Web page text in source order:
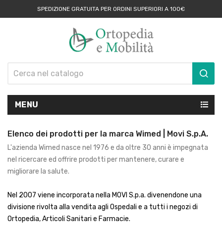
SPEDIZIONE GRATUITA PER ORDINI SUPERIORI A 100€
MENU
Elenco dei prodotti per la marca Wimed | Movi S.p.A.
L'azienda Wimed nasce nel 1976 e da oltre 30 anni è impegnata
nel ricercare ed offrire prodotti per mantenere, curare e
migliorare la salute.
Nel 2007 viene incorporata nella MOVI S.p.a. divenendone una
divisione rivolta alla vendita agli Ospedali e a tutti i negozi di
Ortopedia, Articoli Sanitari e Farmacie.